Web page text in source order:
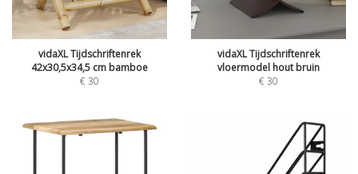
vidaXL Tijdschriftenrek
42x30,5x34,5 cm bamboe
€30
vidaXL Tijdschriftenrek
vloermodel hout bruin
€30